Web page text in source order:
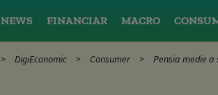
NEWS FINANCIAR MACRO
DigiEconomic Consumer Pensia medie